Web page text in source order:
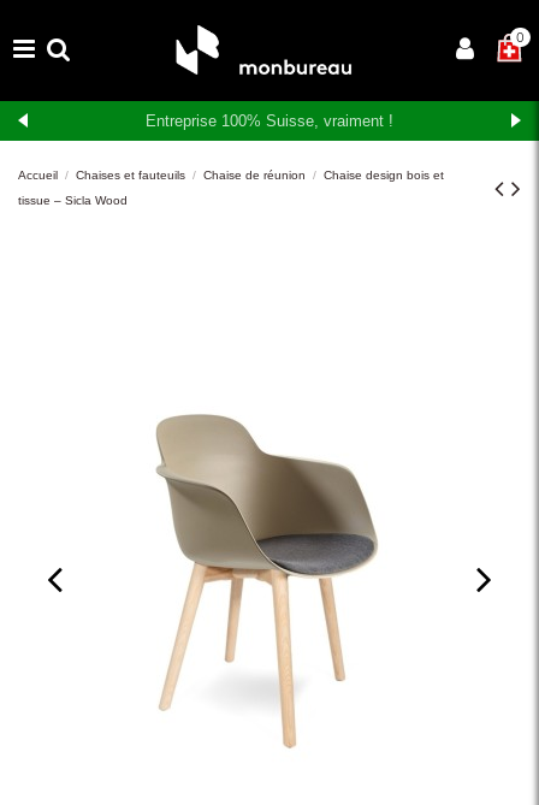
×0
Livraison et montage gratuits en Suisse romande
Accueil Chaises et fauteuils Chaise de réunion
Chaise design bois et
tissue – Sicla Wood